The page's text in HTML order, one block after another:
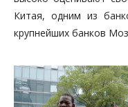
Китая, одним из
крупнейших банков